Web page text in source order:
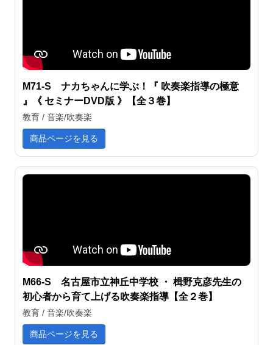
M71-S ナカちゃんに学ぶ！『 吹奏楽指導の極意
』《 セミナーDVD版 》【全３巻】
教育 / 音楽/吹奏楽
商品ページを見る
M66-S 名古屋市立神丘中学校 ・ 楫野克彦先生の
初心者から育て上げる吹奏楽指導【全２巻】
教育 / 音楽/吹奏楽
商品ページを見る